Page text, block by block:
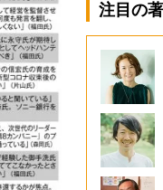
注目の